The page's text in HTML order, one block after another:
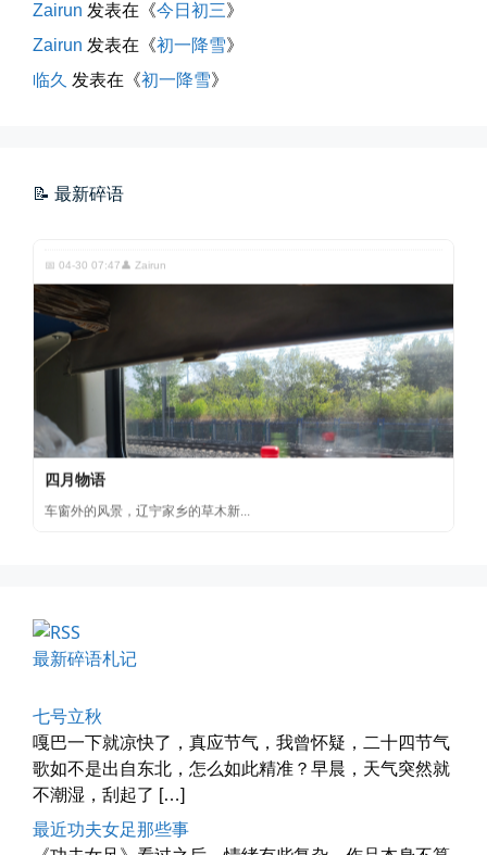
Zairun 发表在《今日初三》
Zairun 发表在《初一降雪》
临久 发表在《初一降雪》
📝 最新碎语
四月物语
车窗外的风景，辽宁家乡的草木新...
📅 04-29 20:49👤 Zairun
海林街头
黑龙江的空气质量出乎意料地好，...
最新碎语札记
七号立秋
嘎巴一下就凉快了，真应节气，我曾怀疑，二十四节气
歌如不是出自东北，怎么如此精准？早晨，天气突然就
不潮湿，刮起了 […]
最近功夫女足那些事